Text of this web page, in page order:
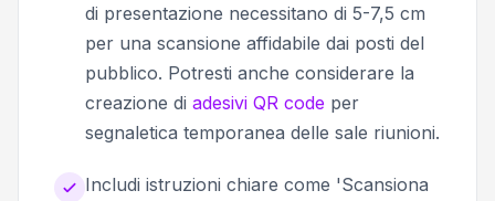
di presentazione necessitano di 5-7,5 cm
per una scansione affidabile dai posti del
pubblico. Potresti anche considerare la
creazione di adesivi QR code per
segnaletica temporanea delle sale riunioni.
Includi istruzioni chiare come 'Scansiona